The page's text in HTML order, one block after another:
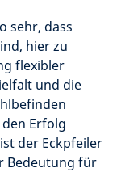
sehr, dass
hier zu
flexibler
und die
Erfolg
der Eckpfeiler
Bedeutung für